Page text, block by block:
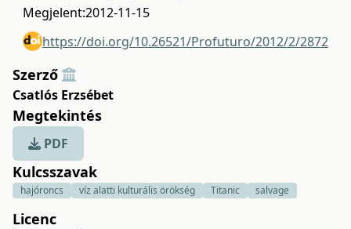
Megjelent:2012-11-15
https://doi.org/10.26521/Profuturo/2012/2/2872
Szerző
Csatlós Erzsébet
Megtekintés
PDF
Kulcsszavak
hajóroncs víz alatti kulturális örökség Titanic salvage
Licenc